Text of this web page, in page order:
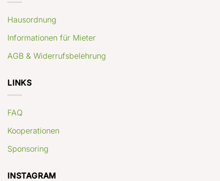
Hausordnung
Informationen für Mieter
AGB & Widerrufsbelehrung
LINKS
FAQ
Kooperationen
Sponsoring
INSTAGRAM